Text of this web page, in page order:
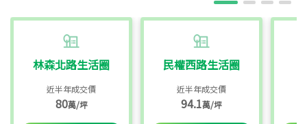
林森北路生活圈
近半年成交價
80萬/坪
民權西路生活圈
近半年成交價
94.1萬/坪